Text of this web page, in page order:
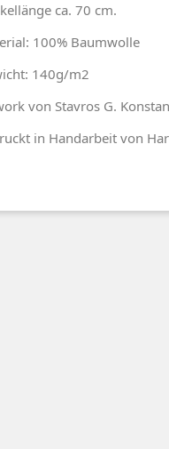
ca. 70 cm.
100% Baumwolle
140g/m2
von Stavros G.
in Handarbeit von